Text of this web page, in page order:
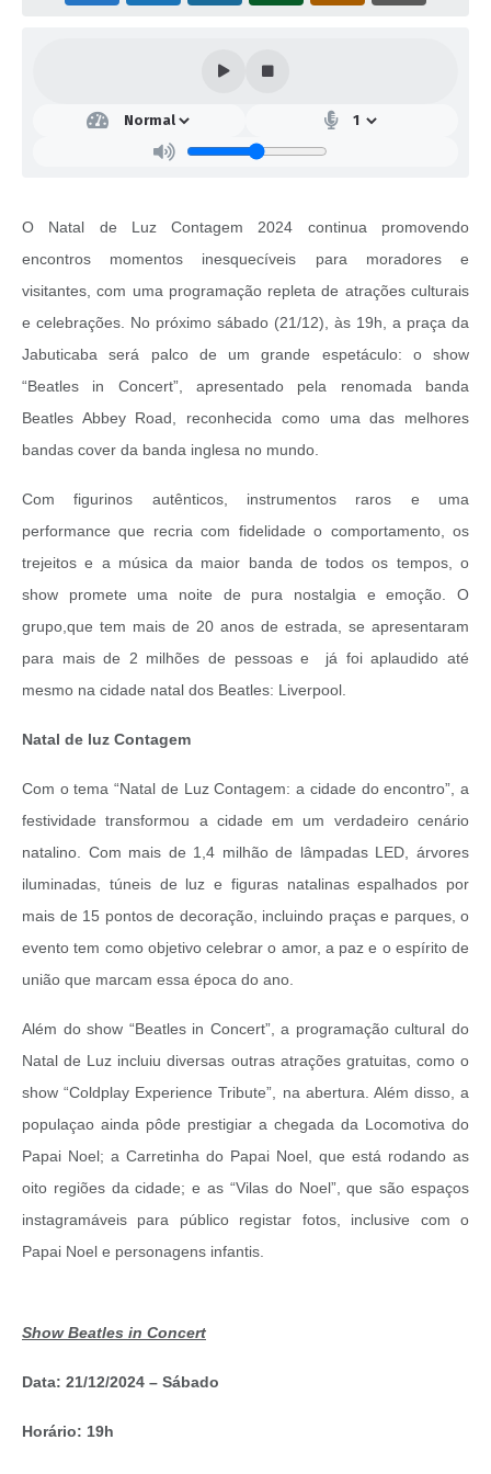
O Natal de Luz Contagem 2024 continua promovendo
encontros momentos inesquecíveis para moradores e
visitantes, com uma programação repleta de atrações culturais
e celebrações. No próximo sábado (21/12), às 19h, a praça da
Jabuticaba será palco de um grande espetáculo: o show
“Beatles in Concert”, apresentado pela renomada banda
Beatles Abbey Road, reconhecida como uma das melhores
bandas cover da banda inglesa no mundo.
Com figurinos autênticos, instrumentos raros e uma
performance que recria com fidelidade o comportamento, os
trejeitos e a música da maior banda de todos os tempos, o
show promete uma noite de pura nostalgia e emoção. O
grupo,que tem mais de 20 anos de estrada, se apresentaram
para mais de 2 milhões de pessoas e já foi aplaudido até
mesmo na cidade natal dos Beatles: Liverpool.
Natal de luz Contagem
Com o tema “Natal de Luz Contagem: a cidade do encontro”, a
festividade transformou a cidade em um verdadeiro cenário
natalino. Com mais de 1,4 milhão de lâmpadas LED, árvores
iluminadas, túneis de luz e figuras natalinas espalhados por
mais de 15 pontos de decoração, incluindo praças e parques, o
evento tem como objetivo celebrar o amor, a paz e o espírito de
união que marcam essa época do ano.
Além do show “Beatles in Concert”, a programação cultural do
Natal de Luz incluiu diversas outras atrações gratuitas, como o
show “Coldplay Experience Tribute”, na abertura. Além disso, a
populaçao ainda pôde prestigiar a chegada da Locomotiva do
Papai Noel; a Carretinha do Papai Noel, que está rodando as
oito regiões da cidade; e as “Vilas do Noel”, que são espaços
instagramáveis para público registar fotos, inclusive com o
Papai Noel e personagens infantis.
Show Beatles in Concert
Data: 21/12/2024 – Sábado
Horário: 19h